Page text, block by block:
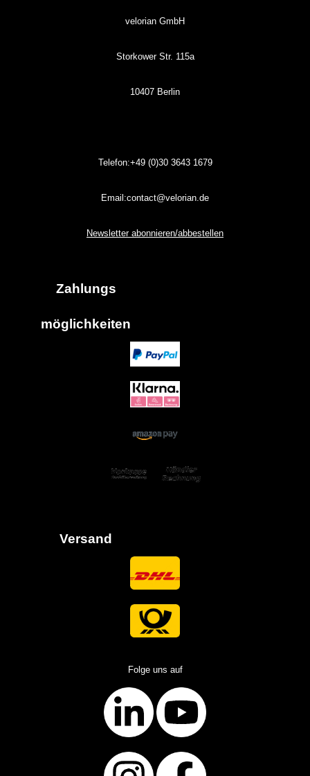
velorian GmbH
Storkower Str. 115a
10407 Berlin
Telefon:+49 (0)3036431679
Email:contact@velorian.de
Newsletter abonnieren/abbestellen
Zahlungs
möglich keiten
Versand
Folge uns auf